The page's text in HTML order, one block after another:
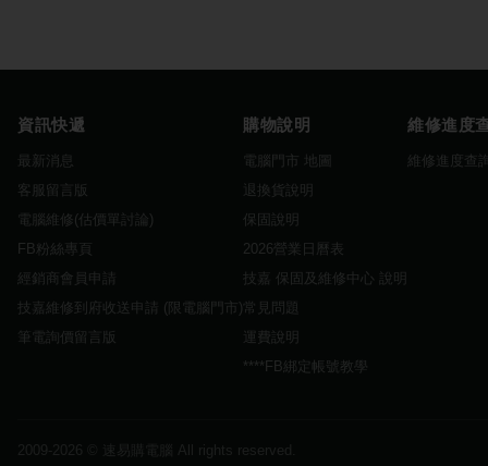
資訊快遞
最新消息
客服留言版
電腦維修(估價單討論)
FB粉絲專頁
經銷商會員申請
技嘉維修到府收送申請 (限電腦門市)
筆電詢價留言版
購物說明
電腦門市 地圖
退換貨說明
保固說明
2026營業日曆表
技嘉 保固及維修中心 說明
常見問題
運費說明
****FB綁定帳號教學
維修進度
維修進度查